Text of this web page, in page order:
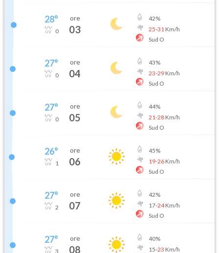
28°
0
ore
03
42%
25-31 Km/h
Sud O
27°
0
ore
04
43%
23-29Km/h
Sud O
27°
0
ore
05
44%
21-28Km/h
Sud O
26°
1
ore
06
45%
19-26Km/h
Sud O
27°
2
ore
07
42%
17-24Km/h
Sud O
27°
3
ore
08
40%
15-23 Km/h